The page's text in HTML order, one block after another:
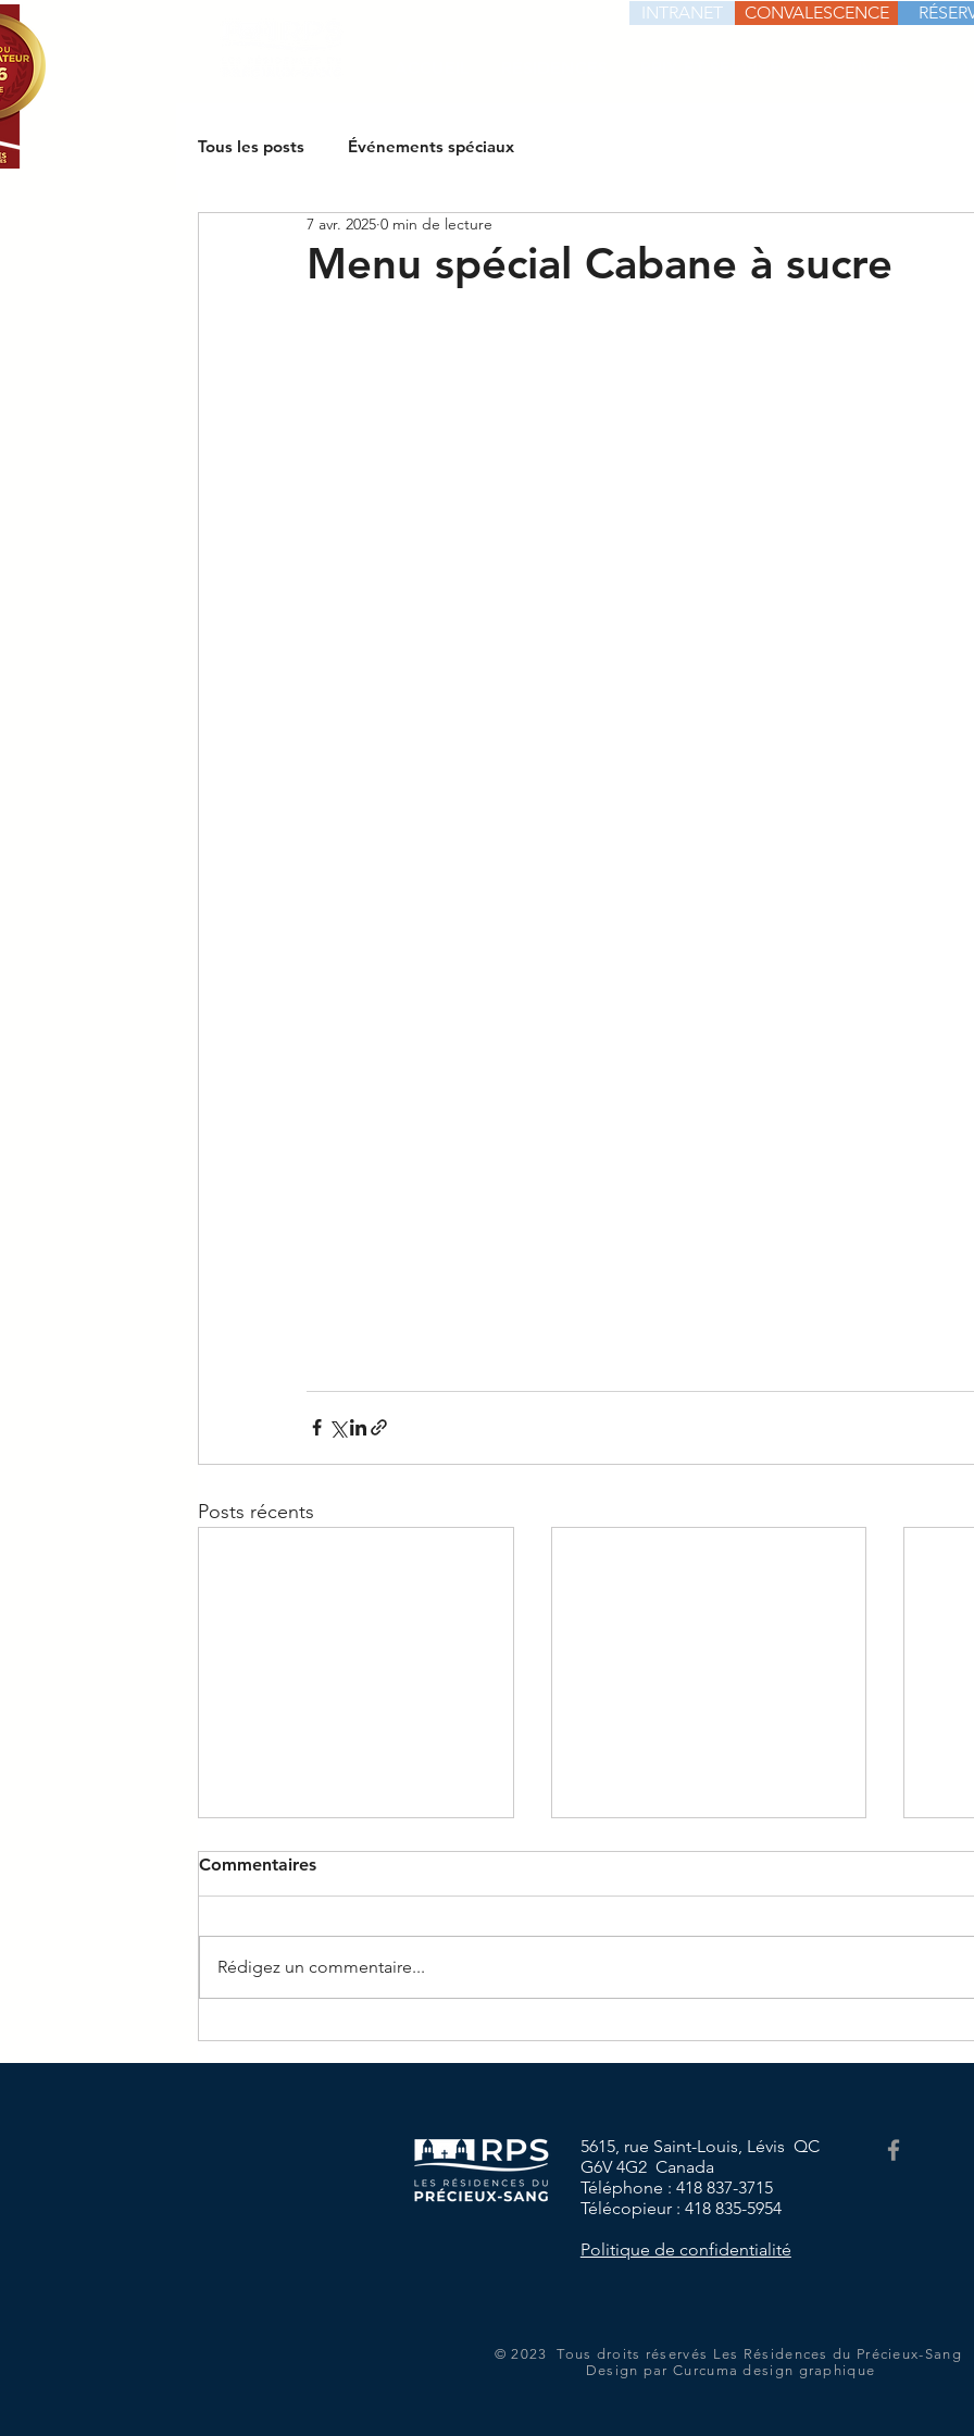
INTRANET CONVALESCENCE
Tous les posts Événements spéciaux
Menu spécial Cabane à sucre
7 avr. 2025 0 min de lecture
Posts récents
Journal du mois d'Avril
Menu du mois d'Avril
Commentaires
Rédigez un commentaire...
5615, rue Saint-Louis, Lévis QC
G6V 4G2 Canada
Téléphone : 418 837-3715
Télécopieur : 418 835-5954
Politique de confidentialité
© 2023 Tous droits réservés Les Résidences du Précieux-Sang
Design par Curcuma design graphique